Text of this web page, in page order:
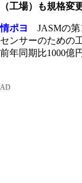
（工場）も規格変
情ポヨ
JASMの第
センサーのための
前年同期比1000億